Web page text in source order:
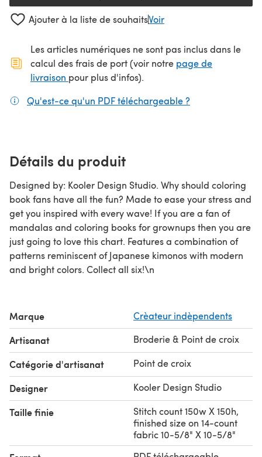
Ajouter à la liste de souhaitsVoir
Les articles numériques ne sont pas inclus dans le
calcul des frais de port (voir notre page de
livraison (s'ouvre dans un nouvel onglet)
pour plus d'infos).
Qu'est-ce qu'un PDF téléchargeable ?
Détails du produit
Designed by: Kooler Design Studio. Why should coloring
book fans have all the fun? Made to ease your stress and
get you inspired with every wave! If you are a fan of
mandalas and coloring books for grownups then you are
just going to love this chart. Features a combination of
patterns reminiscent of Japanese kimonos with modern
and bright colors. Collect all six!\n
Marque Crèateur indèpendents
Artisanat Broderie & Point de croix
Catégorie d'artisanat Point de croix
Designer Kooler Design Studio
Taille finie
Stitch count 150w X 150h,
finished size on 14-count
fabric 10-5/8" X 10-5/8"